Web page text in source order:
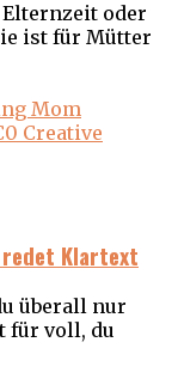
oder
ist für Mütter
redet Klartext
überall nur
für voll, du